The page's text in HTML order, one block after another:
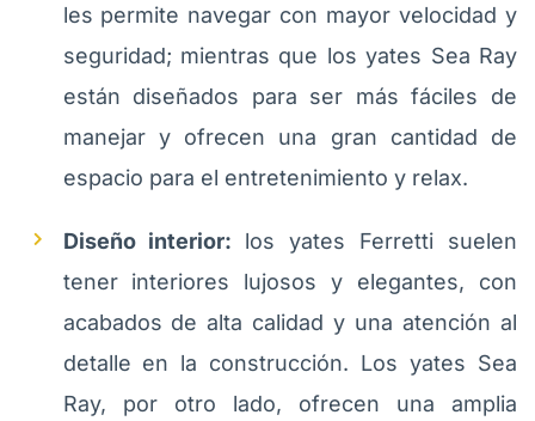
les permite navegar con mayor velocidad y
seguridad; mientras que los yates Sea Ray
están diseñados para ser más fáciles de
manejar y ofrecen una gran cantidad de
espacio para el entretenimiento y relax.
Diseño interior: los yates Ferretti suelen
tener interiores lujosos y elegantes, con
acabados de alta calidad y una atención al
detalle en la construcción. Los yates Sea
Ray, por otro lado, ofrecen una amplia